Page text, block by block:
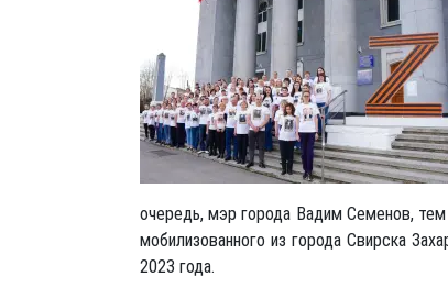
очередь, мэр города Вадим Семенов,
мобилизованного из города Свирска
2023 года.